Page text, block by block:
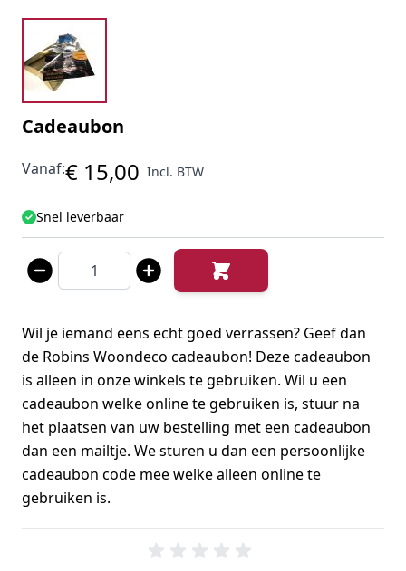
Cadeaubon
Vanaf:€ 15,00 Incl. BTW
Snel leverbaar
Aantal
Wil je iemand eens echt goed verrassen? Geef dan
de Robins Woondeco cadeaubon! Deze cadeaubon
is alleen in onze winkels te gebruiken. Wil u een
cadeaubon welke online te gebruiken is, stuur na
het plaatsen van uw bestelling met een cadeaubon
dan een mailtje. We sturen u dan een persoonlijke
cadeaubon code mee welke alleen online te
gebruiken is.